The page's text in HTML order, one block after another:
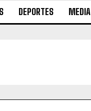
DEPORTES MEDIA